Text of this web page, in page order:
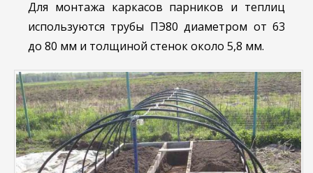
Для монтажа каркасов парников и теплиц
используются трубы ПЭ80 диаметром от 63
до 80 мм и толщиной стенок около 5,8 мм.